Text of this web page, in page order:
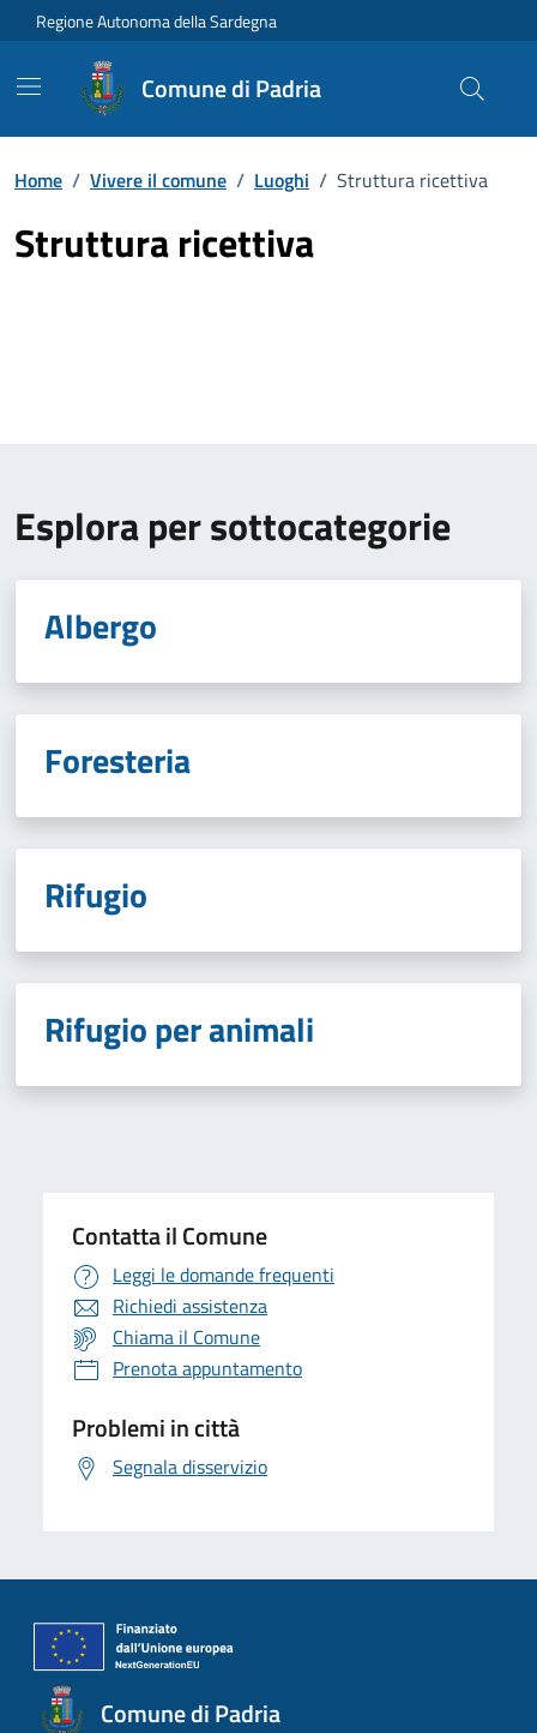
Vai ai contenuti
Vai al Footer
Regione Autonoma della Sardegna
Comune di Padria
Home / Vivere il comune / Luoghi / Struttura ricettiva
Struttura ricettiva
Esplora per sottocategorie
Albergo
Foresteria
Rifugio
Rifugio per animali
Contatta il Comune
Leggi le domande frequenti
Richiedi assistenza
Chiama il Comune
Prenota appuntamento
Problemi in città
Segnala disservizio
Comune di Padria